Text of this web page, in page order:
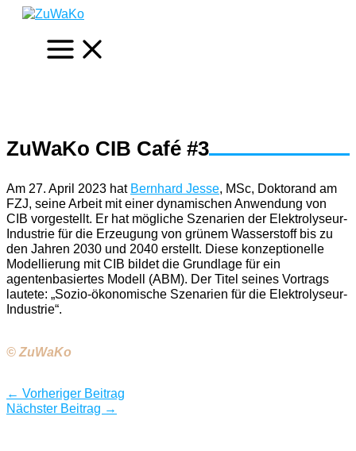
Zum
springen
ZuWaKo CIB Café #3
Am 27. April 2023 hat Bernhard Jesse , MSc, Doktorand am
FZJ, seine Arbeit mit einer dynamischen Anwendung von
CIB vorgestellt. Er hat mögliche Szenarien der Elektrolyseur-
Industrie für die Erzeugung von grünem Wasserstoff bis zu
den Jahren 2030 und 2040 erstellt. Diese konzeptionelle
Modellierung mit CIB bildet die Grundlage für ein
agentenbasiertes Modell (ABM). Der Titel seines Vortrags
lautete: „Sozio-ökonomische Szenarien für die Elektrolyseur-
Industrie“.
© ZuWaKo
← Vorheriger Beitrag
Nächster Beitrag →